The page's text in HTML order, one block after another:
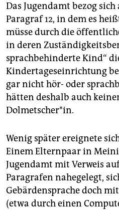
Das Jugendamt bezog
Paragraf 12, in dem es
müsse durch die
in deren
sprachbehinderte Kind“
Kindertageseinrichtung
gar nicht hör- oder
hätten deshalb auch
Dolmetscher*in.
Wenig später ereignete
Einem Elternpaar in
Jugendamt mit Verweis
Paragrafen nahegelegt,
Gebärdensprache doch
(etwa durch einen